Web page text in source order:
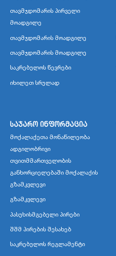
თავმჯდომარის პირველი
მოადგილე
თავმჯდომარის მოადგილე
თავმჯდომარის მოადგილე
საკრებულოს წევრები
იხილეთ სრულად
საჯარო ინფორმაცია
მოქალაქეთა მონაწილეობა
ადგილობრივი
თვითმმართველობის
განხორციელებაში მოქალაქის
გზამკვლევი
გზამკვლევი
პასუხისმგებელი პირები
შშმ პირების შესახებ
საკრებულოს რეგლამენტი